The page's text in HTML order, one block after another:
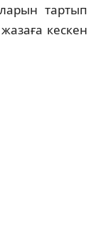
тартып
кескен